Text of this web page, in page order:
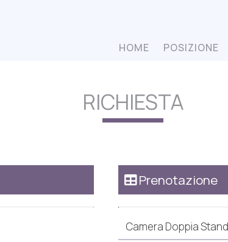
HOME POSIZIONE
RICHIESTA
Prenotazione